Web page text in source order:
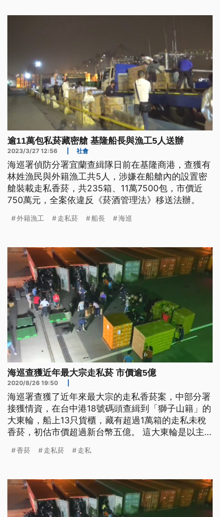
逾11萬包私菸藏密艙 基隆船長與漁工5人送辦
2023/3/27 12:56 社會
海巡署偵防分署宜蘭查緝隊日前在基隆商港，查獲有
林姓漁民與外籍漁工共5人，涉嫌在船艙內的設置密
艙裝載走私香菸，共235箱、11萬7500包，市價近
750萬元，全案依違反《菸酒管理法》移送法辦。
外籍漁工 走私菸 船長 海巡
海巡查獲近年最大宗走私菸 市價逾5億
2020/8/26 19:50
海巡署查獲了近年來最大宗的走私香菸案，中部分署
接獲情資，在台中港18號碼頭查緝到「獅子山籍」的
大東輪，船上13只貨櫃，藏有超過1萬箱的走私未稅
香菸，初估市價超過新台幣五億。 這大東輪是以主
查，並查獲大批未稅香菸。在清點之後，初估有
菸，市價超過5億。 中部分署表示，中秋節快到
了，有許多不法私梟利用貨
香菸 走私菸 走私